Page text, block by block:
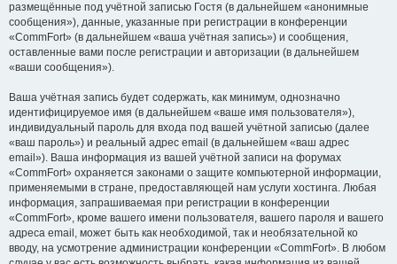
размещённые под учётной записью Гостя (в дальнейшем «анонимные
сообщения»), данные, указанные при регистрации в конференции
«CommFort» (в дальнейшем «ваша учётная запись») и сообщения,
оставленные вами после регистрации и авторизации (в дальнейшем
«ваши сообщения»).
Ваша учётная запись будет содержать, как минимум, однозначно
идентифицируемое имя (в дальнейшем «ваше имя пользователя»),
индивидуальный пароль для входа под вашей учётной записью (далее
«ваш пароль») и реальный адрес email (в дальнейшем «ваш адрес
email»). Ваша информация из вашей учётной записи на форумах
«CommFort» охраняется законами о защите компьютерной информации,
применяемыми в стране, предоставляющей нам услуги хостинга. Любая
информация, запрашиваемая при регистрации в конференции
«CommFort», кроме вашего имени пользователя, вашего пароля и вашего
адреса email, может быть как необходимой, так и необязательной ко
вводу, на усмотрение администрации конференции «CommFort». В любом